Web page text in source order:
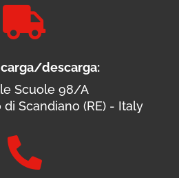

descarga:
Scuole 98/A
di Scandiano (RE) - Italy
